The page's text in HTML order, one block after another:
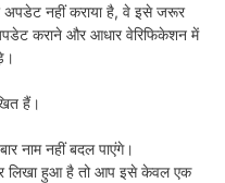
अपडेट नहीं कराया है, वे इसे जरूर
कराने और आधार वेरिफिकेशन में
हैं।
नाम नहीं बदल पाएंगे।
लिखा हुआ है तो आप इसे केवल एक